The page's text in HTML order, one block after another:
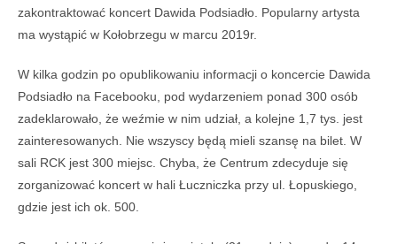
zakontraktować koncert Dawida Podsiadło. Popularny artysta
ma wystąpić w Kołobrzegu w marcu 2019r.
W kilka godzin po opublikowaniu informacji o koncercie Dawida
Podsiadło na Facebooku, pod wydarzeniem ponad 300 osób
zadeklarowało, że weźmie w nim udział, a kolejne 1,7 tys. jest
zainteresowanych. Nie wszyscy będą mieli szansę na bilet. W
sali RCK jest 300 miejsc. Chyba, że Centrum zdecyduje się
zorganizować koncert w hali Łuczniczka przy ul. Łopuskiego,
gdzie jest ich ok. 500.